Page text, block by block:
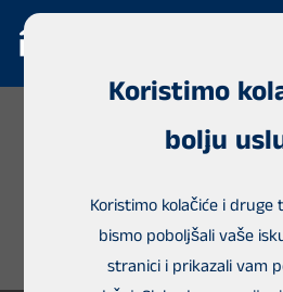
Koristimo
bolju
Koristimo kolačiće i druge
bismo poboljšali vaše
stranici i prikazali vam